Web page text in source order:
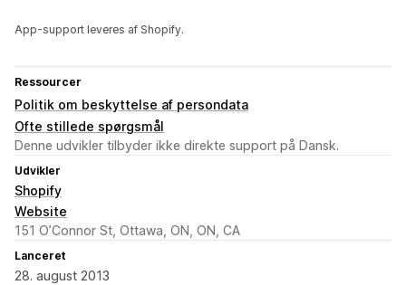
App-support leveres af Shopify.
Ressourcer
Politik om beskyttelse af persondata
Ofte stillede spørgsmål
Denne udvikler tilbyder ikke direkte support på Dansk.
Udvikler
Shopify
Website
151 O’Connor St, Ottawa, ON, ON, CA
Lanceret
28. august 2013